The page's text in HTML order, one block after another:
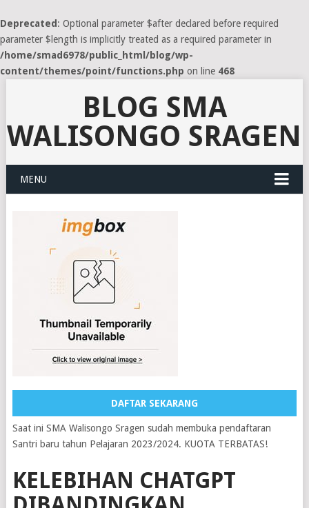
Deprecated : Optional parameter $after declared before required
parameter $length is implicitly treated as a required parameter in
/home/smad6978/public_html/blog/wp-
content/themes/point/functions.php on line 468
BLOG SMA
WALISONGO SRAGEN
MENU
DAFTAR SEKARANG
Saat ini SMA Walisongo Sragen sudah membuka pendaftaran
Santri baru tahun Pelajaran 2023/2024. KUOTA TERBATAS!
KELEBIHAN CHATGPT